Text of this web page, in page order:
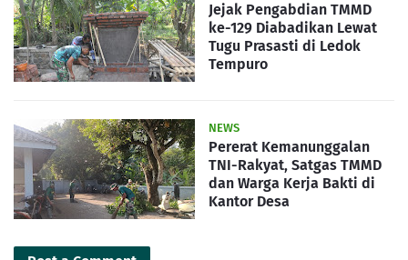
Jejak Pengabdian TMMD
ke-129 Diabadikan Lewat
Tugu Prasasti di Ledok
Tempuro
NEWS
Pererat Kemanunggalan
TNI-Rakyat, Satgas TMMD
dan Warga Kerja Bakti di
Kantor Desa